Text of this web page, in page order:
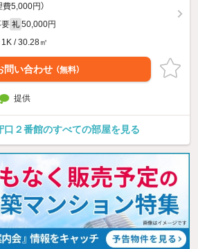
費5,000円）
要 礼 50,000円
/ 30.28㎡
問い合わせ （無料）
提供
口２番館のすべての部屋を見る